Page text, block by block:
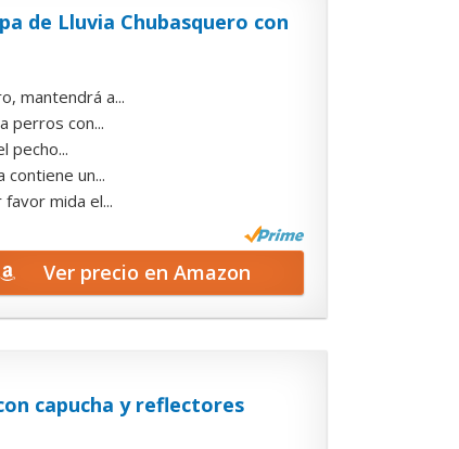
de Lluvia Chubasquero con
mantendrá a...
perros con...
pecho...
un...
mida el...
Ver precio en Amazon
capucha y reflectores